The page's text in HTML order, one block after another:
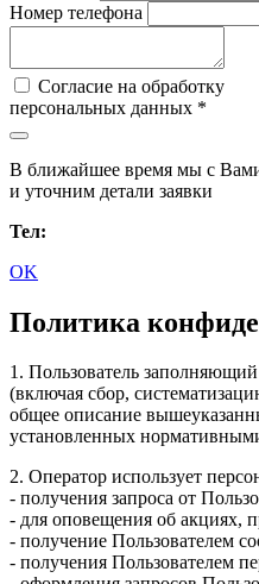
Номер телефона
Согласие на обработку
персональных данных *
В ближайшее время мы с
и уточним детали заявки
Тел:
OK
Политика
1. Пользователь
(включая сбор,
общее описание
установленных
2. Оператор использует
- получения запроса от
- для оповещения об акциях,
- получение Пользователем
- получения Пользователем